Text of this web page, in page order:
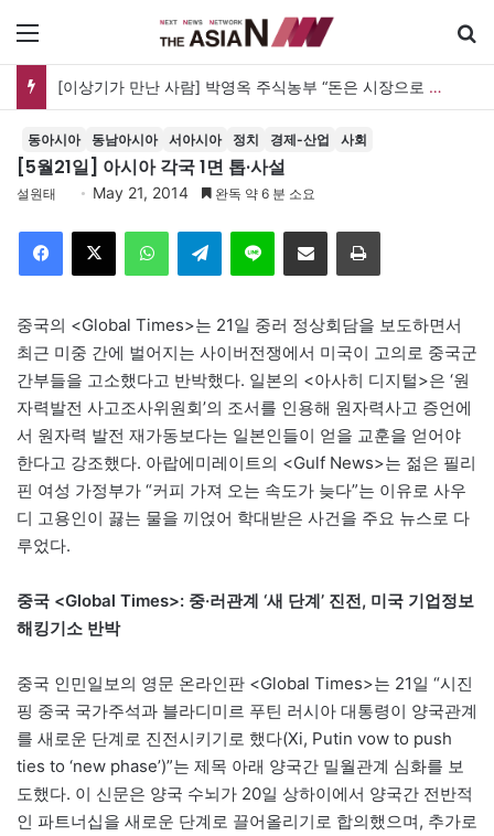
[이상기가 만난 사람] 박영옥 주식농부 “돈은 시장으로 갔지만, 투자는 사라지고 거래만 남았다”
동아시아 동남아시아 서아시아 정치 경제-산업 사회
[5월21일] 아시아 각국 1면 톱·사설
설원태 May 21, 2014 완독 약 6 분 소요
Telegram 이메일
중국의 <Global Times>는 21일 중러 정상회담을 보도하면서
최근 미중 간에 벌어지는 사이버전쟁에서 미국이 고의로 중국군
간부들을 고소했다고 반박했다. 일본의 <아사히 디지털>은 ‘원
자력발전 사고조사위원회’의 조서를 인용해 원자력사고 증언에
서 원자력 발전 재가동보다는 일본인들이 얻을 교훈을 얻어야
한다고 강조했다. 아랍에미레이트의 <Gulf News>는 젊은 필리
핀 여성 가정부가 “커피 가져 오는 속도가 늦다”는 이유로 사우
디 고용인이 끓는 물을 끼얹어 학대받은 사건을 주요 뉴스로 다
루었다.
중국 <Global Times>: 중·러관계 ‘새 단계’ 진전, 미국 기업정보
해킹기소 반박
중국 인민일보의 영문 온라인판 <Global Times>는 21일 “시진
핑 중국 국가주석과 블라디미르 푸틴 러시아 대통령이 양국관계
를 새로운 단계로 진전시키기로 했다(Xi, Putin vow to push
ties to ‘new phase’)”는 제목 아래 양국간 밀월관계 심화를 보
도했다. 이 신문은 양국 수뇌가 20일 상하이에서 양국간 전반적
인 파트너십을 새로운 단계로 끌어올리기로 합의했으며, 추가로